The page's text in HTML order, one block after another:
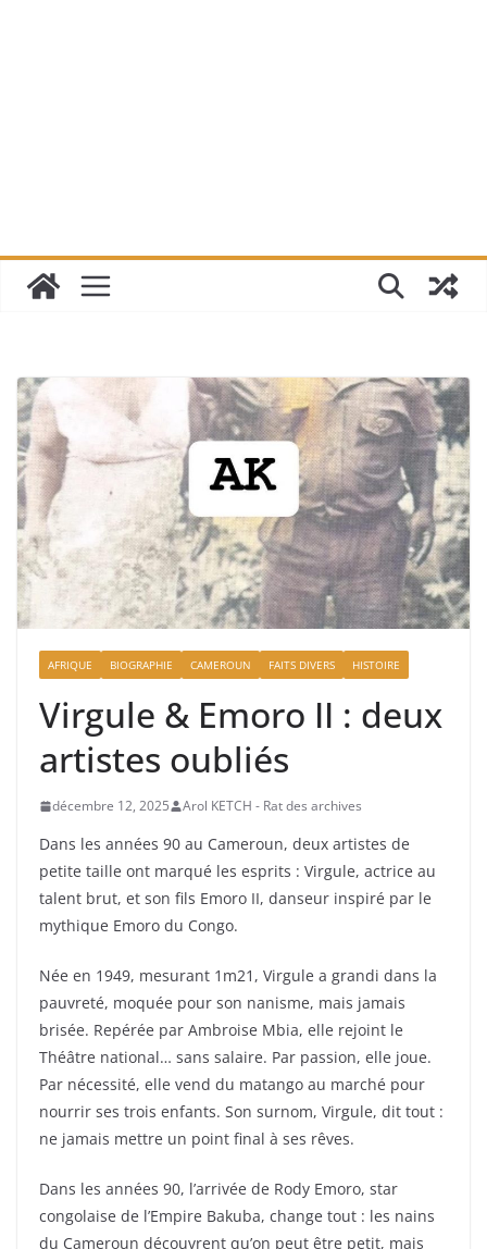
AFRIQUE BIOGRAPHIE CAMEROUN FAITS DIVERS HISTOIRE
Virgule & Emoro II : deux
artistes oubliés
décembre 12, 2025 Arol KETCH - Rat des archives
Dans les années 90 au Cameroun, deux artistes de
petite taille ont marqué les esprits : Virgule, actrice au
talent brut, et son fils Emoro II, danseur inspiré par le
mythique Emoro du Congo.
Née en 1949, mesurant 1m21, Virgule a grandi dans la
pauvreté, moquée pour son nanisme, mais jamais
brisée. Repérée par Ambroise Mbia, elle rejoint le
Théâtre national… sans salaire. Par passion, elle joue.
Par nécessité, elle vend du matango au marché pour
nourrir ses trois enfants. Son surnom, Virgule, dit tout :
ne jamais mettre un point final à ses rêves.
Dans les années 90, l’arrivée de Rody Emoro, star
congolaise de l’Empire Bakuba, change tout : les nains
du Cameroun découvrent qu’on peut être petit, mais